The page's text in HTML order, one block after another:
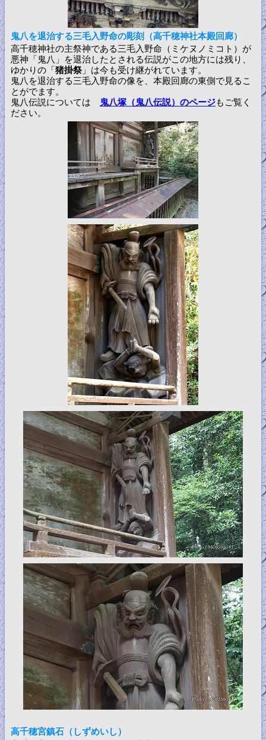
鬼八を退治する三毛入野命の彫刻（高千穂神社本殿回廊）
高千穂神社の主祭神である三毛入野命（ミケヌノミコト）が
悪神「鬼八」を退治したとされる伝説がこの地方には残り、
ゆかりの「 猪掛祭 」は今も受け継がれています。
鬼八を退治する三毛入野命の像を、本殿回廊の東側で見るこ
とがでます。
鬼八伝説については
鬼八塚（鬼八伝説）のページもご覧く
ださい。
高千穂宮鎮石（しずめいし）